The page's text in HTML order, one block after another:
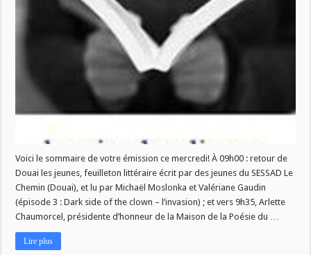
de
La
des
Livres
ce
mercredi
Voici le sommaire de votre émission ce mercredi! À 09h00 : retour de
Douai les jeunes, feuilleton littéraire écrit par des jeunes du SESSAD Le
Chemin (Douai), et lu par Michaël Moslonka et Valériane Gaudin
(épisode 3 : Dark side of the clown – l’invasion) ; et vers 9h35, Arlette
Chaumorcel, présidente d’honneur de la Maison de la Poésie du …
Lire plus